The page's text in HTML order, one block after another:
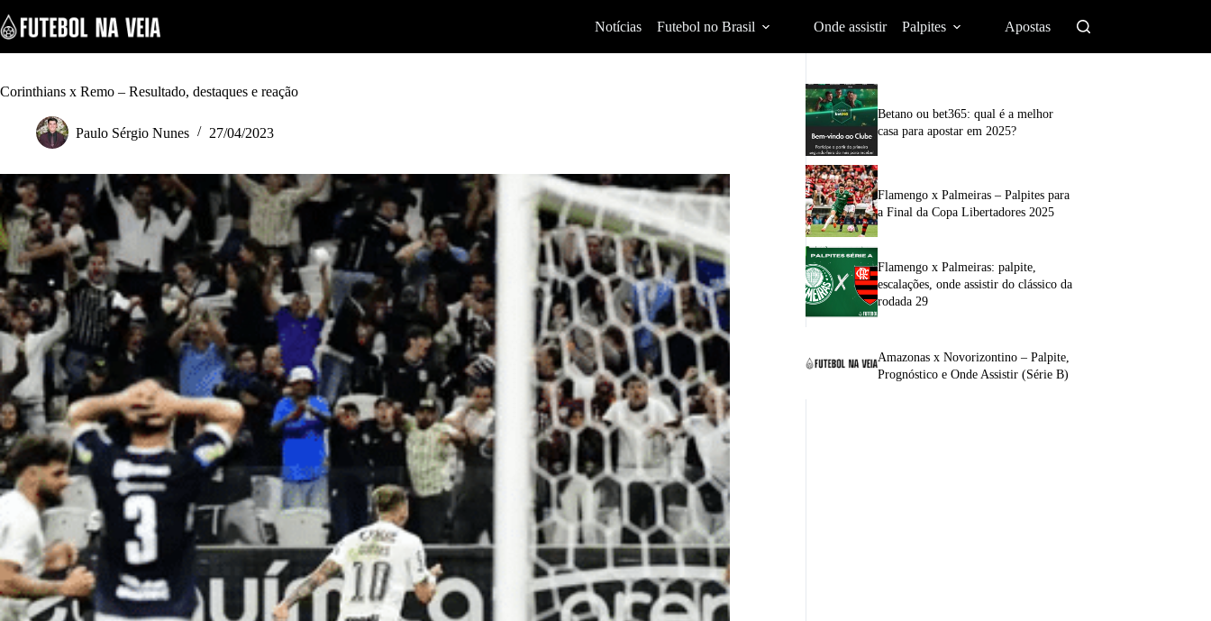
k
i
p
o
n
Notícias Futebol no Brasil Onde assistir Palpites Apostas
Corinthians x Remo – Resultado, destaques e reação
Paulo Sérgio Nunes 27/04/2023
Betano ou bet365: qual é a melhor
casa para apostar em 2025?
Flamengo x Palmeiras – Palpites para
a Final da Copa Libertadores 2025
Flamengo x Palmeiras: palpite,
escalações, onde assistir do clássico da
rodada 29
Amazonas x Novorizontino – Palpite,
Prognóstico e Onde Assistir (Série B)